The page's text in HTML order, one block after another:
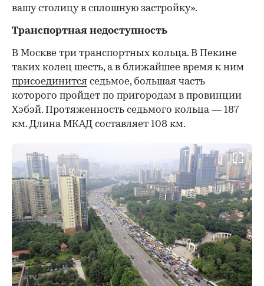
вашу столицу в сплошную застройку».
Транспортная недоступность
В Москве три транспортных кольца. В Пекине
таких колец шесть, а в ближайшее время к ним
присоединится седьмое, большая часть
которого пройдет по пригородам в провинции
Хэбэй. Протяженность седьмого кольца — 187
км. Длина МКАД составляет 108 км.